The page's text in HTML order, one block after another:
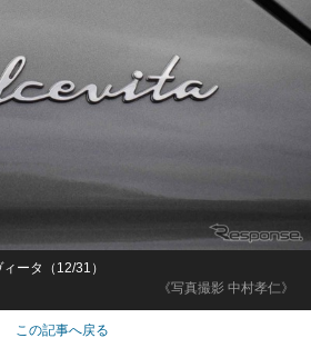
《写真撮影 中村孝仁》
ータ（12/31）
この記事へ戻る